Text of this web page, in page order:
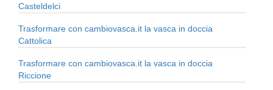
Casteldelci
Trasformare con cambiovasca.it la vasca in doccia
Cattolica
Trasformare con cambiovasca.it la vasca in doccia
Riccione